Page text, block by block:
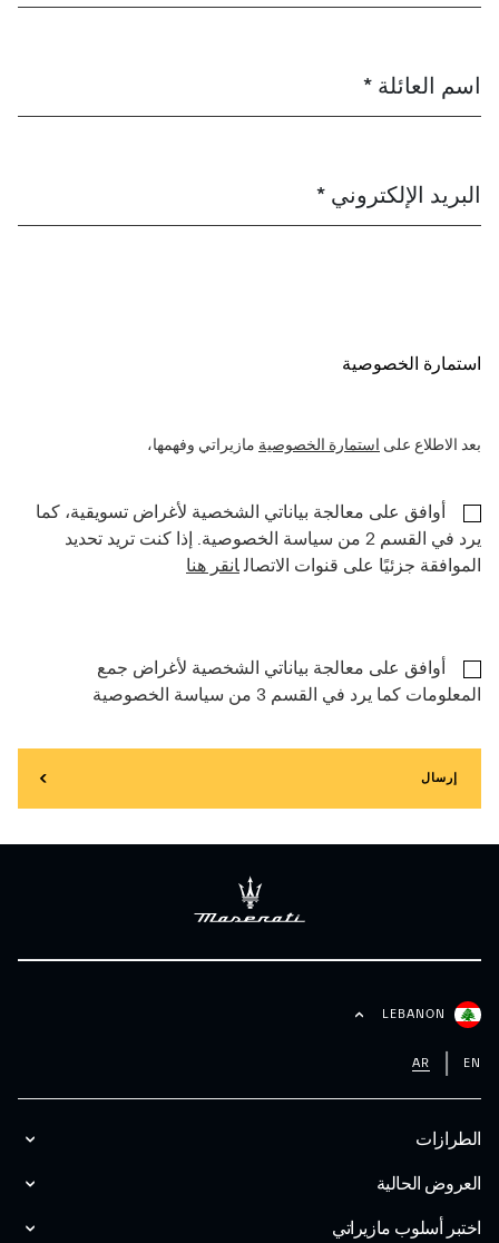
اسم العائلة *
البريد الإلكتروني *
استمارة الخصوصية
بعد الاطلاع على استمارة الخصوصية مازيراتي وفهمها،
أوافق على معالجة بياناتي الشخصية لأغراض تسويقية، كما
يرد في القسم 2 من سياسة الخصوصية. إذا كنت تريد تحديد
الموافقة جزئيًا على قنوات الاتصال انقر هنا
أوافق على معالجة بياناتي الشخصية لأغراض جمع
المعلومات كما يرد في القسم 3 من سياسة الخصوصية
إرسال
الطرازات
العروض الحالية
اختبر أسلوب مازیراتي
LEBANON
EN
AR